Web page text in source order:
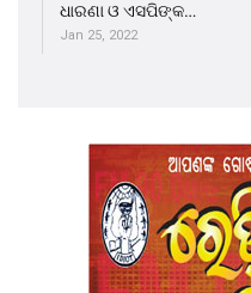
ଧାରଣା ଓ ଏସପିଙ୍କ…
Jan 25, 2022